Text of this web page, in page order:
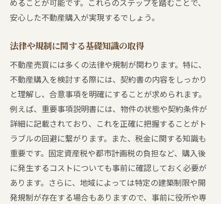
めることが可能です。これらのステップを踏むことで、
安心した不動産購入が実現するでしょう。
法律や規制に関する基礎知識の取得
不動産売買には多くの法律や規制が関わります。特に、
不動産購入を検討する際には、契約書の内容をしっかり
と理解し、合意事項を明確にすることが求められます。
例えば、重要事項説明書には、物件の状態や契約条件が
詳細に記載されており、これを正確に把握することがト
ラブルの回避に繋がります。また、税金に関する知識も
重要です。固定資産税や都市計画税の負担など、購入後
に発生するコストについても事前に確認しておく必要が
あります。さらに、地域によっては特定の建築制限や開
発規制が存在する場合もありますので、事前に役所や専